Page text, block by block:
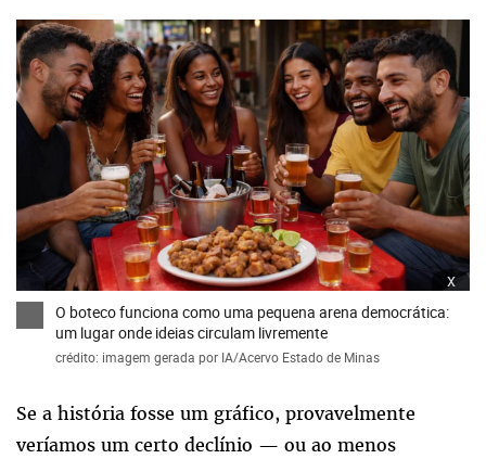
x
O boteco funciona como uma pequena arena democrática:
um lugar onde ideias circulam livremente
crédito: imagem gerada por IA/Acervo Estado de Minas
Se a história fosse um gráfico, provavelmente
veríamos um certo declínio — ou ao menos